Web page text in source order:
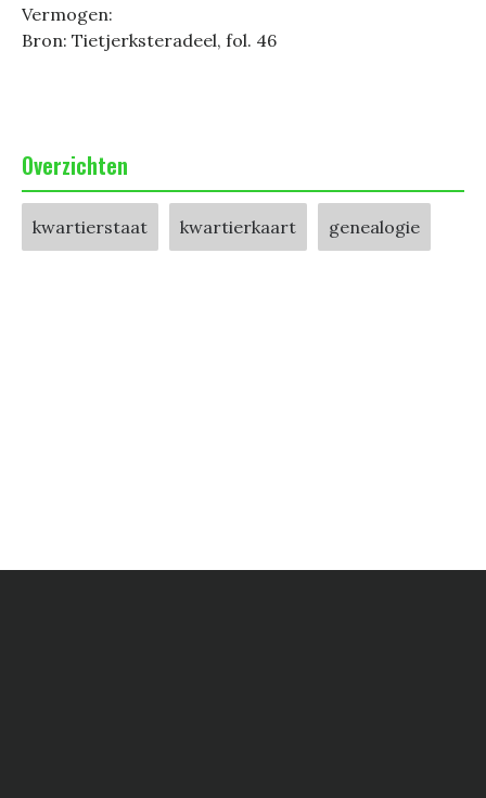
Vermogen:
Bron: Tietjerksteradeel, fol. 46
Overzichten
kwartierstaat kwartierkaart genealogie